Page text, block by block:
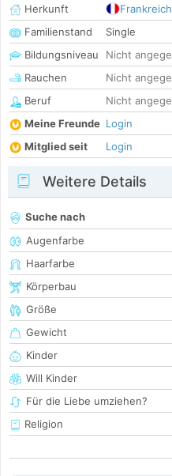
Herkunft
Frankreich
Familienstand
Single
Bildungsniveau
Nicht
Rauchen
Nicht
Beruf
Nicht
Meine Freunde Login
Mitglied seit
Login
Weitere Details
Suche nach
Augenfarbe
Haarfarbe
Körperbau
Größe
Gewicht
Kinder
Will Kinder
Für die Liebe umziehen?
Religion